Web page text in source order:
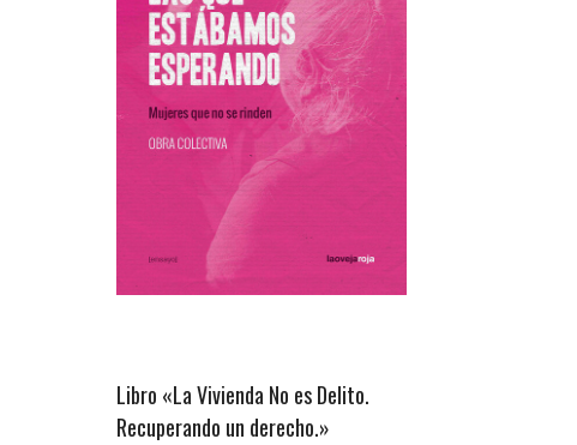
Libro «La Vivienda No es Delito.
Recuperando un derecho.»